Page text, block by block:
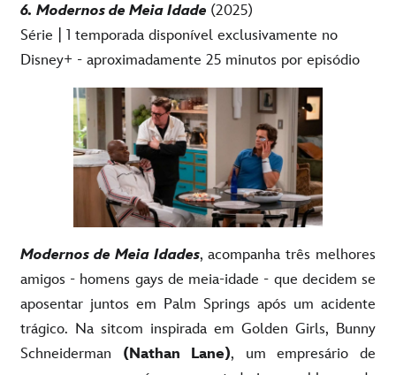
6. Modernos de Meia Idade (2025)
Série | 1 temporada disponível exclusivamente no
Disney+ - aproximadamente 25 minutos por episódio
Modernos de Meia Idades, acompanha três melhores
amigos - homens gays de meia-idade - que decidem se
aposentar juntos em Palm Springs após um acidente
trágico. Na sitcom inspirada em Golden Girls, Bunny
Schneiderman (Nathan Lane), um empresário de